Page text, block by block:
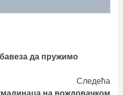
да пружимо
Следећа
на вождовачком